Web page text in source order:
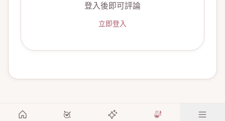
登入後即可評論
立即登入